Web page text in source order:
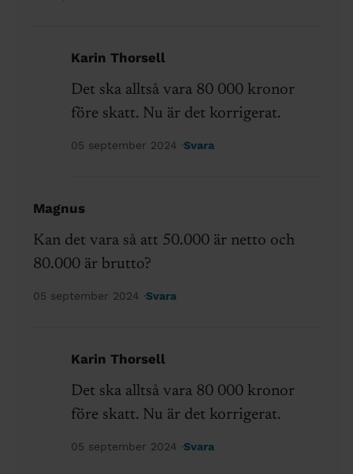
Karin Thorsell
Det ska alltså vara 80 000 kronor
före skatt. Nu är det korrigerat.
05 september 2024 Svara
Magnus
Kan det vara så att 50.000 är netto och
80.000 är brutto?
05 september 2024 Svara
Karin Thorsell
Det ska alltså vara 80 000 kronor
före skatt. Nu är det korrigerat.
05 september 2024 Svara